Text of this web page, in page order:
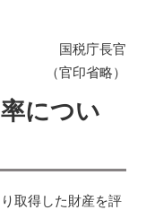
国税庁長官
（官印省略）
につい
取得した財産を評